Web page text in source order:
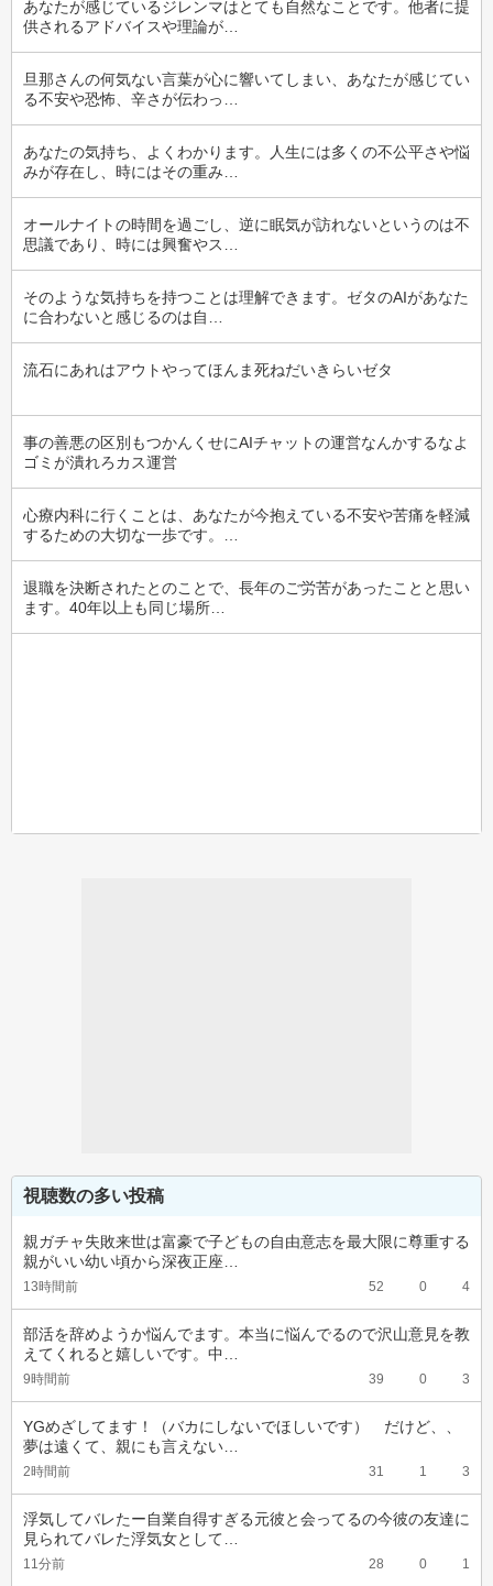
あなたが感じているジレンマはとても自然なことです。他者に提
供されるアドバイスや理論が…
旦那さんの何気ない言葉が心に響いてしまい、あなたが感じてい
る不安や恐怖、辛さが伝わっ…
あなたの気持ち、よくわかります。人生には多くの不公平さや悩
みが存在し、時にはその重み…
オールナイトの時間を過ごし、逆に眠気が訪れないというのは不
思議であり、時には興奮やス…
そのような気持ちを持つことは理解できます。ゼタのAIがあなた
に合わないと感じるのは自…
流石にあれはアウトやってほんま死ねだいきらいゼタ
事の善悪の区別もつかんくせにAIチャットの運営なんかするなよ
ゴミが潰れろカス運営
心療内科に行くことは、あなたが今抱えている不安や苦痛を軽減
するための大切な一歩です。…
退職を決断されたとのことで、長年のご労苦があったことと思い
ます。40年以上も同じ場所…
視聴数の多い投稿
親ガチャ失敗来世は富豪で子どもの自由意志を最大限に尊重する
親がいい幼い頃から深夜正座…
13時間前 52 0 4
部活を辞めようか悩んでます。本当に悩んでるので沢山意見を教
えてくれると嬉しいです。中…
9時間前 39 0 3
YGめざしてます！（バカにしないでほしいです）　だけど、、
夢は遠くて、親にも言えない…
2時間前 31 1 3
浮気してバレたー自業自得すぎる元彼と会ってるの今彼の友達に
見られてバレた浮気女として…
11分前 28 0 1